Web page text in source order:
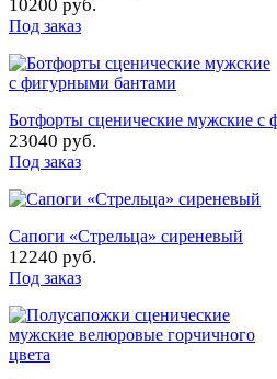
10200 руб.
Под заказ
Ботфорты сценические мужские с
23040 руб.
Под заказ
Сапоги «Стрельца» сиреневый
12240 руб.
Под заказ